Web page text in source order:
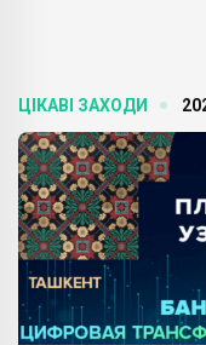
ЦІКАВІ ЗАХОДИ